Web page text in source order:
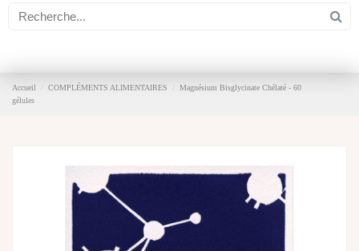
Accueil COMPLÉMENTS ALIMENTAIRES
Magnésium Bisglycinate Chélaté - 60
gélules